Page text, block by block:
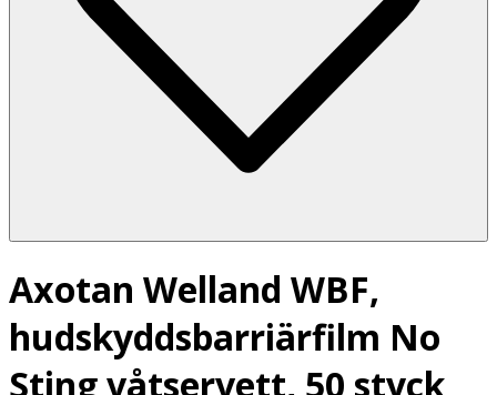
Axotan Welland WBF,
hudskyddsbarriärfilm No
Sting våtservett, 50 styck